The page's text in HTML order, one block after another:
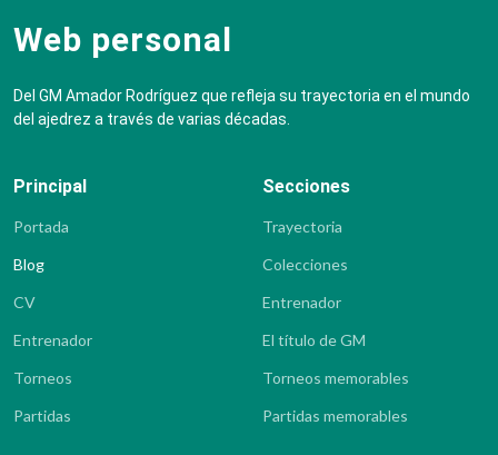
Web personal
Del GM Amador Rodríguez que refleja su trayectoria en el mundo
del ajedrez a través de varias décadas.
Principal
Portada
Blog
CV
Entrenador
Torneos
Partidas
Secciones
Trayectoria
Colecciones
Entrenador
El título de GM
Torneos memorables
Partidas memorables